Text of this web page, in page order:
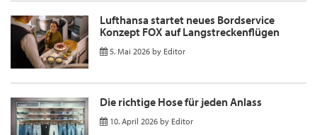
Lufthansa startet neues Bordservice
Konzept FOX auf Langstreckenflügen
5. Mai 2026 by Editor
Die richtige Hose für jeden Anlass
10. April 2026 by Editor